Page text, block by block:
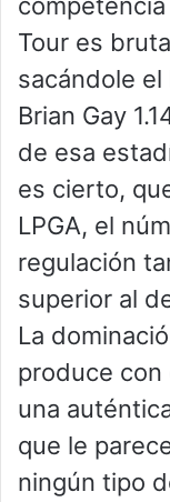
Tour es
sacándole
Brian Gay
de esa
es cierto,
LPGA, el
regulación
superior al
La
produce
una
que le
ningún tipo